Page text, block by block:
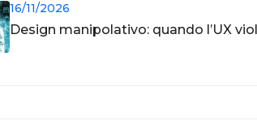
16/11/2026
Design manipolativo: quando l’UX